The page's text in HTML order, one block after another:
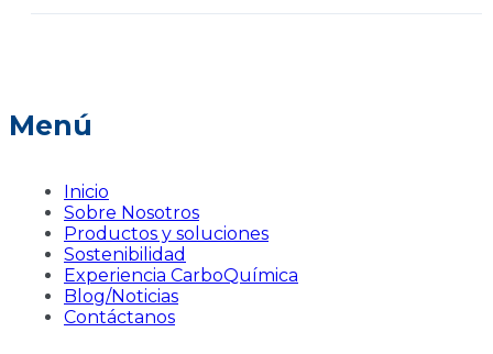
Menú
Inicio
Sobre Nosotros
Productos y soluciones
Sostenibilidad
Experiencia CarboQuímica
Blog/Noticias
Contáctanos